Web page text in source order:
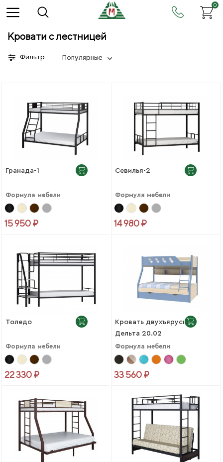
0
Кровати с лестницей
Фильтр Популярные
Гранада-1
Формула мебели
15 950 ₽
Севилья-2
Формула мебели
14 980 ₽
Толедо
Формула мебели
22 330 ₽
Кровать двухъярусная
Дельта 20.02
Формула мебели
33 560 ₽